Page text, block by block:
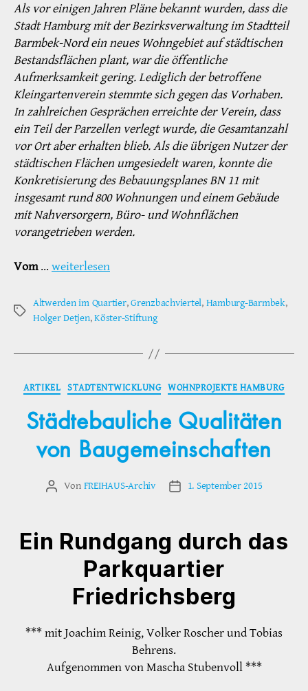
Als vor einigen Jahren Pläne bekannt wurden, dass die
Stadt Hamburg mit der Bezirksverwaltung im Stadtteil
Barmbek-Nord ein neues Wohngebiet auf städtischen
Bestandsflächen plant, war die öffentliche
Aufmerksamkeit gering. Lediglich der betroffene
Kleingartenverein stemmte sich gegen das Vorhaben.
In zahlreichen Gesprächen erreichte der Verein, dass
ein Teil der Parzellen verlegt wurde, die Gesamtanzahl
vor Ort aber erhalten blieb. Als die übrigen Nutzer der
städtischen Flächen umgesiedelt waren, konnte die
Konkretisierung des Bebauungsplanes BN 11 mit
insgesamt rund 800 Wohnungen und einem Gebäude
mit Nahversorgern, Büro- und Wohnflächen
vorangetrieben werden.
Vom… weiterlesen
Schlagwörter
Altwerden im Quartier,Grenzbachviertel, Hamburg-Barmbek,
Holger Detjen,Köster-Stiftung
Kategorien
ARTIKEL STADTENTWICKLUNG WOHNPROJEKTE HAMBURG
Städtebauliche Qualitäten
von Baugemeinschaften
Beitragsautor
Von FREIHAUS-Archiv Veröffentlichungsdatum
1. September 2015
Ein Rundgang durch das
Parkquartier
Friedrichsberg
*** mit Joachim Reinig, Volker Roscher und Tobias
Behrens.
Aufgenommen von Mascha Stubenvoll ***